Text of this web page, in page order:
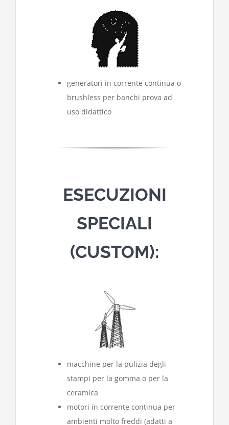
generatori in corrente continua o
brushless per banchi prova ad
uso didattico
ESECUZIONI
SPECIALI
(CUSTOM):
macchine per la pulizia degli
stampi per la gomma o per la
ceramica
motori in corrente continua per
ambienti molto freddi (adatti a